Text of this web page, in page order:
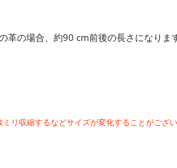
の場合、約90 cm前後の長さになります
リ収縮するなどサイズが変化することがござい